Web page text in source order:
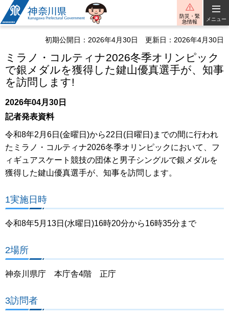
神奈川県
防災・緊
急情報
メニュー
初期公開日：2026年4月30日 更新日：2026年4月30日
ミラノ・コルティナ2026冬季オリンピック
で銀メダルを獲得した鍵山優真選手が、知事
を訪問します!
2026年04月30日
記者発表資料
令和8年2月6日(金曜日)から22日(日曜日)までの間に行われ
たミラノ・コルティナ2026冬季オリンピックにおいて、フ
ィギュアスケート競技の団体と男子シングルで銀メダルを
獲得した鍵山優真選手が、知事を訪問します。
1実施日時
令和8年5月13日(水曜日)16時20分から16時35分まで
2場所
神奈川県庁 本庁舎4階 正庁
3訪問者